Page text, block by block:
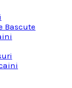
Bascute